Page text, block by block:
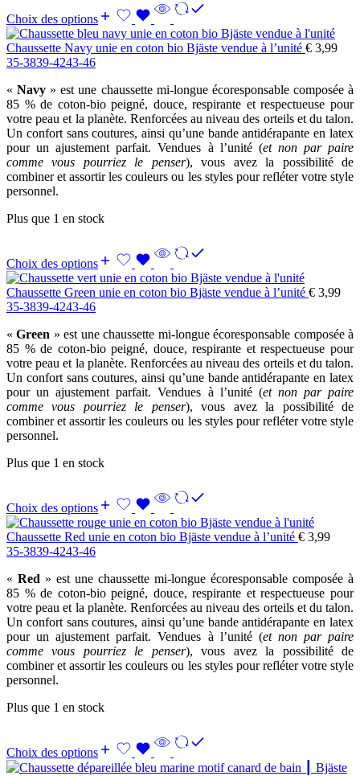
Choix des options
Chaussette Navy unie en coton bio Bjäste vendue à l’unité € 3,99
35-3839-4243-46
«Navy » est une chaussette mi-longue écoresponsable composée à
85 % de coton-bio peigné, douce, respirante et respectueuse pour
votre peau et la planète. Renforcées au niveau des orteils et du talon.
Un confort sans coutures, ainsi qu’une bande antidérapante en latex
pour un ajustement parfait. Vendues à l’unité (et non par paire
comme vous pourriez le penser), vous avez la possibilité de
combiner et assortir les couleurs ou les styles pour refléter votre style
personnel.
Plus que 1 en stock
Choix des options
Chaussette Green unie en coton bio Bjäste vendue à l’unité € 3,99
35-3839-4243-46
«Green » est une chaussette mi-longue écoresponsable composée à
85 % de coton-bio peigné, douce, respirante et respectueuse pour
votre peau et la planète. Renforcées au niveau des orteils et du talon.
Un confort sans coutures, ainsi qu’une bande antidérapante en latex
pour un ajustement parfait. Vendues à l’unité (et non par paire
comme vous pourriez le penser), vous avez la possibilité de
combiner et assortir les couleurs ou les styles pour refléter votre style
personnel.
Plus que 1 en stock
Choix des options
Chaussette Red unie en coton bio Bjäste vendue à l’unité € 3,99
35-3839-4243-46
« Red » est une chaussette mi-longue écoresponsable composée à
85 % de coton-bio peigné, douce, respirante et respectueuse pour
votre peau et la planète. Renforcées au niveau des orteils et du talon.
Un confort sans coutures, ainsi qu’une bande antidérapante en latex
pour un ajustement parfait. Vendues à l’unité (et non par paire
comme vous pourriez le penser), vous avez la possibilité de
combiner et assortir les couleurs ou les styles pour refléter votre style
personnel.
Plus que 1 en stock
Choix des options